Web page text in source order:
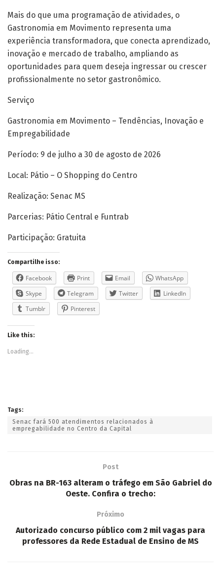
Mais do que uma programação de atividades, o
Gastronomia em Movimento representa uma
experiência transformadora, que conecta aprendizado,
inovação e mercado de trabalho, ampliando as
oportunidades para quem deseja ingressar ou crescer
profissionalmente no setor gastronômico.
Serviço
Gastronomia em Movimento – Tendências, Inovação e
Empregabilidade
Período: 9 de julho a 30 de agosto de 2026
Local: Pátio – O Shopping do Centro
Realização: Senac MS
Parcerias: Pátio Central e Funtrab
Participação: Gratuita
Compartilhe isso:
Facebook Print Email
WhatsApp
Skype
Telegram Twitter
LinkedIn
Tumblr
Pinterest
Like this:
Loading...
Tags:
Senac fará 500 atendimentos relacionados à
empregabilidade no Centro da Capital
Post
Obras na BR-163 alteram o tráfego em São Gabriel do
Oeste. Confira o trecho:
Próximo
Autorizado concurso público com 2 mil vagas para
professores da Rede Estadual de Ensino de MS